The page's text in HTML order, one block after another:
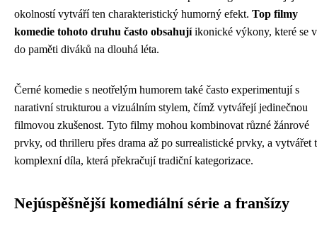
okolností vytváří ten charakteristický humorný efekt. Top filmy
komedie tohoto druhu často obsahujíikonické výkony, které se
do paměti diváků na dlouhá léta.
Černé komedie s neotřelým humorem také často experimentují s
narativní strukturou a vizuálním stylem, čímž vytvářejí jedinečnou
filmovou zkušenost. Tyto filmy mohou kombinovat různé žánrové
prvky, od thrilleru přes drama až po surrealistické prvky, a vytvářet
komplexní díla, která překračují tradiční kategorizace.
Nejúspěšnější komediální série a franšízy